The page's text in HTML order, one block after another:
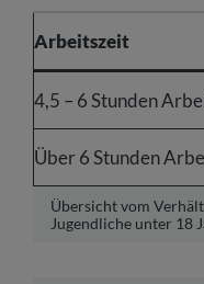
Arbeitszeit
4,5 – 6 Stunden
Über 6 Stunden
Übersicht vom
Jugendliche unter 18